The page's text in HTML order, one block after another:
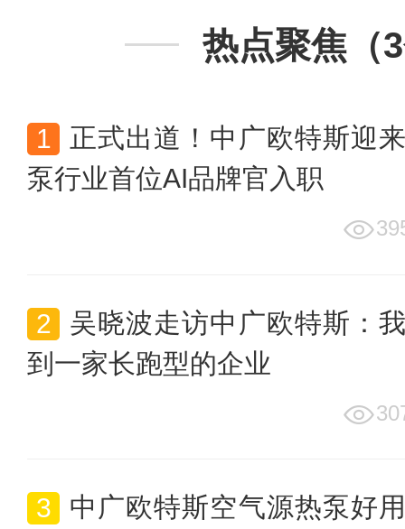
热点聚焦（
正式出道！中广欧特斯迎
泵行业首位AI品牌官入职
吴晓波走访中广欧特斯：
到一家长跑型的企业
中广欧特斯空气源热泵好